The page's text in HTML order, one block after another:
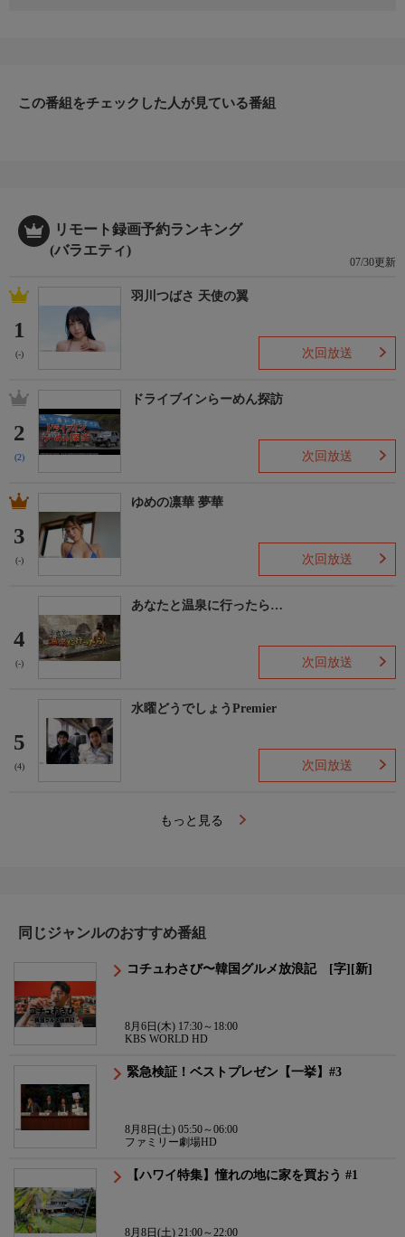
話など、下町ならではの心温まる風景をイラストレーター吉田類
この番組をチェックした人が見ている番組
リモート録画予約ランキング
(バラエティ)
07/30更新
1
(-)
羽川つばさ 天使の翼
次回放送
2
(2)
ドライブインらーめん探訪
次回放送
3
(-)
ゆめの凛華 夢華
次回放送
4
(-)
あなたと温泉に行ったら…
次回放送
5
(4)
水曜どうでしょうPremier
次回放送
もっと見る
同じジャンルのおすすめ番組
コチュわさび〜韓国グルメ放浪記 [字][新]
8月6日(木) 17:30～18:00
KBS WORLD HD
緊急検証！ベストプレゼン【一挙】#3
8月8日(土) 05:50～06:00
ファミリー劇場HD
【ハワイ特集】憧れの地に家を買おう #1
8月8日(土) 21:00～22:00